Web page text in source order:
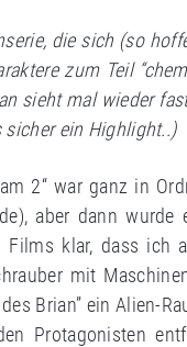
die sich (so
zum Teil
sieht mal wieder
sicher ein Highlight..)
2“ war ganz in
aber dann wurde
klar, dass ich
mit
Brian” ein Alien-
Protagonisten